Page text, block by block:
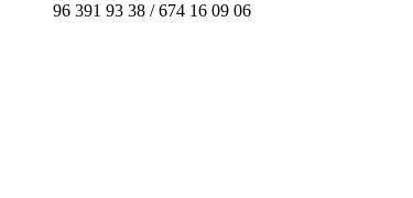
96 391 93 38 / 674 16 09 06